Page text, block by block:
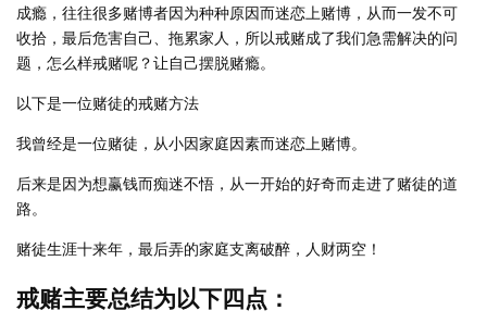
成瘾，往往很多赌博者因为种种原因而迷恋上赌博，从而一发不可
收拾，最后危害自己、拖累家人，所以戒赌成了我们急需解决的问
题，怎么样戒赌呢？让自己摆脱赌瘾。
以下是一位赌徒的戒赌方法
我曾经是一位赌徒，从小因家庭因素而迷恋上赌博。
后来是因为想赢钱而痴迷不悟，从一开始的好奇而走进了赌徒的道
路。
赌徒生涯十来年，最后弄的家庭支离破醉，人财两空！
戒赌主要总结为以下四点：